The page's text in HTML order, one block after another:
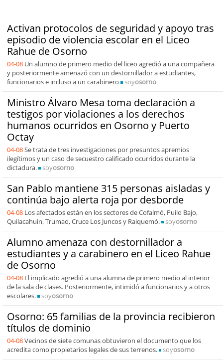
Activan protocolos de seguridad y apoyo tras
episodio de violencia escolar en el Liceo
Rahue de Osorno
04-08 Un alumno de primero medio del liceo agredió a una compañera
y posteriormente amenazó con un destornillador a estudiantes,
funcionarios e incluso a un carabinero
soyosorno
Ministro Álvaro Mesa toma declaración a
testigos por violaciones a los derechos
humanos ocurridos en Osorno y Puerto
Octay
04-08Se trata de tres investigaciones por presuntos apremios
ilegítimos y un caso de secuestro calificado ocurridos durante la
dictadura.
soyosorno
San Pablo mantiene 315 personas aisladas y
continúa bajo alerta roja por desborde
04-08 Los afectados están en los sectores de Cofalmó, Puilo Bajo,
Quilacahuin, Trumao, Cruce Los Juncos y Raiquemó.
soyosorno
Alumno amenaza con destornillador a
estudiantes y a carabinero en el Liceo Rahue
de Osorno
04-08 El implicado agredió a una alumna de primero medio al interior
de la sala de clases. Posteriormente, intimidó a funcionarios y a otros
escolares.
soyosorno
Osorno: 65 familias de la provincia recibieron
títulos de dominio
04-08Vecinos de siete comunas obtuvieron el documento que los
acredita como propietarios legales de sus terrenos.
soyosorno